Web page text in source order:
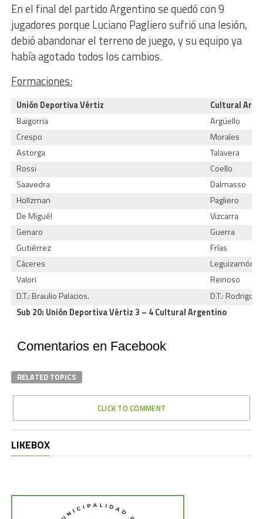
En el final del partido Argentino se quedó con 9
jugadores porque Luciano Pagliero sufrió una lesión,
debió abandonar el terreno de juego, y su equipo ya
había agotado todos los cambios.
Formaciones:
Unión Deportiva Vértiz
Cultural
Baigorria
Argüello
Crespo
Morales
Astorga
Talavera
Rossi
Coello
Saavedra
Dalmasso
Hollzman
Pagliero
De Miguél
Vizcarra
Genaro
Guerra
Gutiérrez
Frías
Cáceres
Leguizamón
Valori
Reinoso
D.T.: Braulio Palacios.
D.T.: Rodrigo
Sub 20: Unión Deportiva Vértiz 3 – 4 Cultural Argentino
Comentarios en Facebook
RELATED TOPICS
CLICK TO COMMENT
LIKEBOX